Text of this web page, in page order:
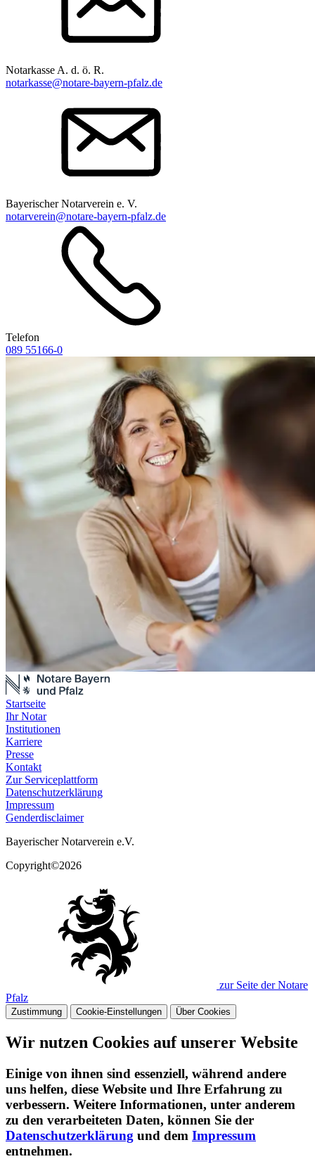
Notarkasse A. d. ö. R.
notarkasse@notare-bayern-pfalz.de
Bayerischer Notarverein e. V.
notarverein@notare-bayern-pfalz.de
Telefon
089 55166-0
Startseite
Ihr Notar
Institutionen
Karriere
Presse
Kontakt
Zur Serviceplattform
Datenschutzerklärung
Impressum
Genderdisclaimer
Bayerischer Notarverein e.V.
Copyright©2026
zur Seite der Notare
Pfalz
Zustimmung Cookie-Einstellungen Über Cookies
Wir nutzen Cookies auf unserer Website
Einige von ihnen sind essenziell, während andere
uns helfen, diese Website und Ihre Erfahrung zu
verbessern. Weitere Informationen, unter anderem
zu den verarbeiteten Daten, können Sie der
Datenschutzerklärung und dem Impressum
entnehmen.​